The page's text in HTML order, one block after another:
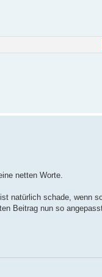
netten Worte.
natürlich schade, wenn
Beitrag nun so